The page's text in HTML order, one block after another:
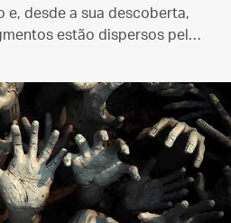
e, desde a sua descoberta,
estão dispersos pelo